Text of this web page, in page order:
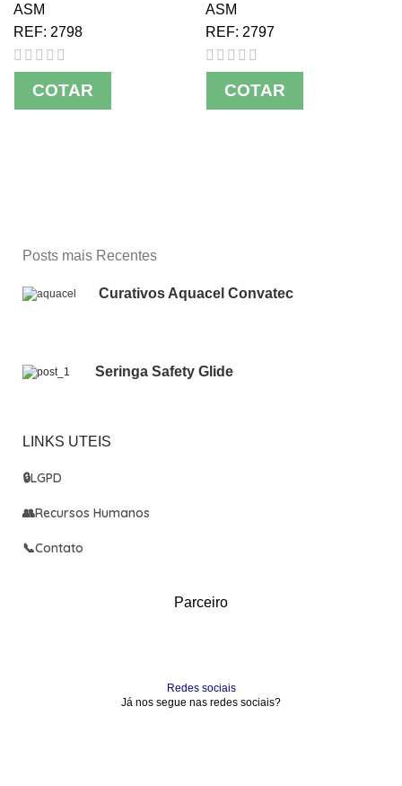
ASM
REF: 2798
COTAR
ASM
REF: 2797
COTAR
Posts mais Recentes
Curativos Aquacel Convatec
Seringa Safety Glide
LINKS UTEIS
🔒LGPD
👥Recursos Humanos
📞Contato
Parceiro
Redes sociais
Já nos segue nas redes sociais?